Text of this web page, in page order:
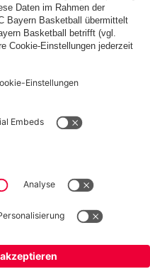
Hinweisgebersystem
Einstellungen